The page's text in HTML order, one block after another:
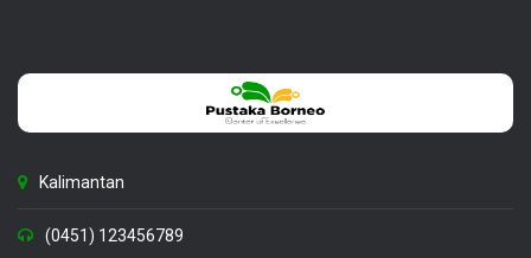
Kalimantan
(0451) 123456789